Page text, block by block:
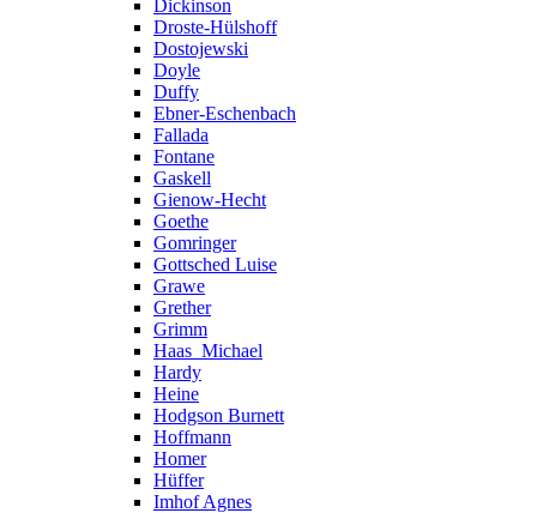
Dickinson
Droste-Hülshoff
Dostojewski
Doyle
Duffy
Ebner-Eschenbach
Fallada
Fontane
Gaskell
Gienow-Hecht
Goethe
Gomringer
Gottsched Luise
Grawe
Grether
Grimm
Haas_Michael
Hardy
Heine
Hodgson Burnett
Hoffmann
Homer
Hüffer
Imhof Agnes